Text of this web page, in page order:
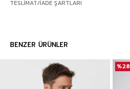
TESLIMAT/İADE ŞARTLARI
BENZER ÜRÜNLER
%28